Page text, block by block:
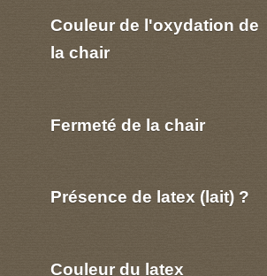
Couleur de l'oxydation de
la chair
Fermeté de la chair
Présence de latex (lait) ?
Couleur du latex